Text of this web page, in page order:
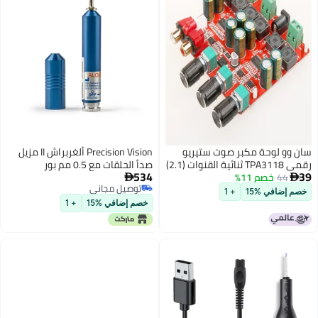
مكبر صوت ستيريو
رقمي TPA3118 ثنائية القنوات (2.1)
30 واط + 60 واط، بجهد تيار مستمر
خصم 11%
%15
+ 1
Precision Vision ألغربراش II مزيل
صدأ الحلقات مع 0.5 مم بور
534
توصيل مجاني
توصيل مجاني
خصم إضافي %15 + 1